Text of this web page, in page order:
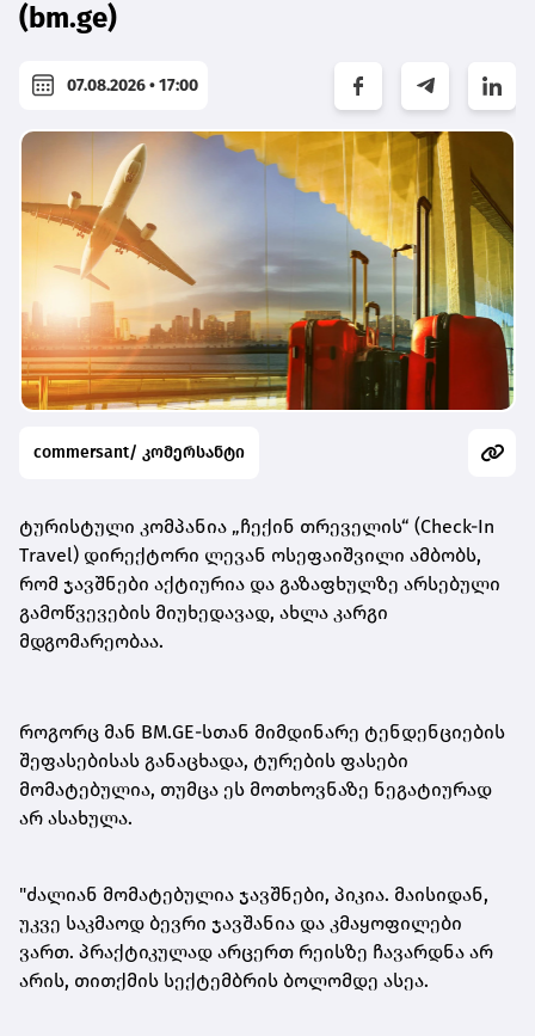
(bm.ge)
07.08.2026 • 17:00
commersant/ კომერსანტი
ტურისტული კომპანია „ჩექინ თრეველის“ (Check-In
Travel) დირექტორი ლევან ოსეფაიშვილი ამბობს,
რომ ჯავშნები აქტიურია და გაზაფხულზე არსებული
გამოწვევების მიუხედავად, ახლა კარგი
მდგომარეობაა.
როგორც მან BM.GE-სთან მიმდინარე ტენდენციების
შეფასებისას განაცხადა, ტურების ფასები
მომატებულია, თუმცა ეს მოთხოვნაზე ნეგატიურად
არ ასახულა.
"ძალიან მომატებულია ჯავშნები, პიკია. მაისიდან,
უკვე საკმაოდ ბევრი ჯავშანია და კმაყოფილები
ვართ. პრაქტიკულად არცერთ რეისზე ჩავარდნა არ
არის, თითქმის სექტემბრის ბოლომდე ასეა.